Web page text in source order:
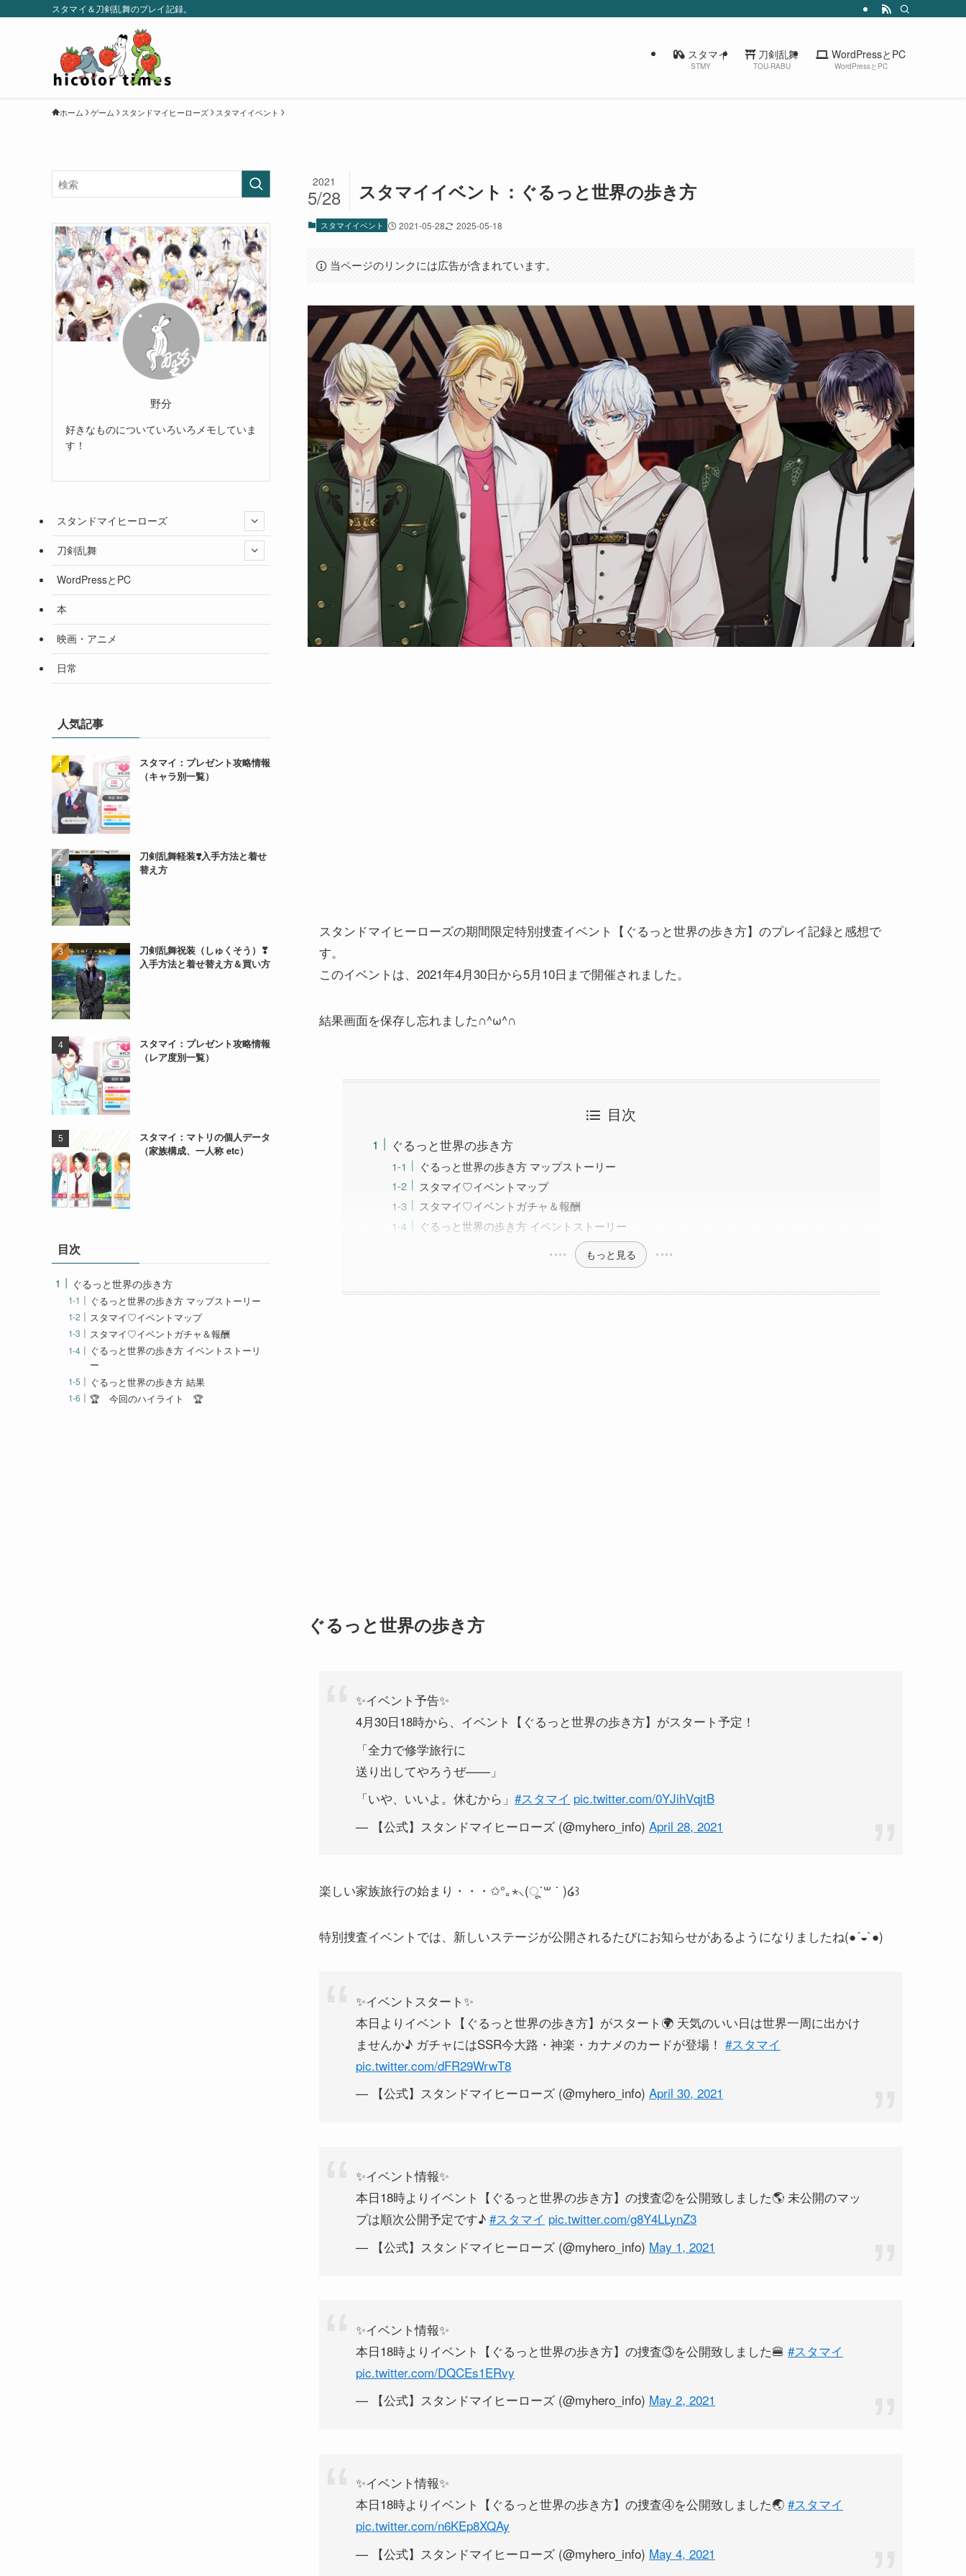
スタマイ＆刀剣乱舞のプレイ記録。
スタマイ
STMY
刀剣乱舞
TOU-RABU
WordPressとPC
WordPressとPC
ホーム ゲーム スタンドマイヒーローズ スタマイイベント
スタマイイベント：ぐるっと世界の歩き方
2021
5/28
スタマイイベント 2021-05-28 2025-05-18
当ページのリンクには広告が含まれています。
スタンドマイヒーローズの期間限定特別捜査イベント【ぐるっと世界の歩き方】のプレイ記録と感想で
す。
このイベントは、2021年4月30日から5月10日まで開催されました。
結果画面を保存し忘れました∩^ω^∩
目次
ぐるっと世界の歩き方
ぐるっと世界の歩き方 マップストーリー
スタマイ♡イベントマップ
スタマイ♡イベントガチャ＆報酬
ぐるっと世界の歩き方 イベントストーリー
もっと見る
ぐるっと世界の歩き方
✨イベント予告✨
4月30日18時から、イベント【ぐるっと世界の歩き方】がスタート予定！
「全力で修学旅行に
送り出してやろうぜ——」
「いや、いいよ。休むから」 #スタマイ pic.twitter.com/0YJihVqjtB
— 【公式】スタンドマイヒーローズ (@myhero_info) April 28, 2021
楽しい家族旅行の始まり・・・✩°｡⋆⸜(ू˙꒳ ˙ )໒꒱
特別捜査イベントでは、新しいステージが公開されるたびにお知らせがあるようになりましたね(●´◒`●)
✨イベントスタート✨
本日よりイベント【ぐるっと世界の歩き方】がスタート🌍 天気のいい日は世界一周に出かけ
ませんか♪ ガチャにはSSR今大路・神楽・カナメのカードが登場！ #スタマイ
pic.twitter.com/dFR29WrwT8
— 【公式】スタンドマイヒーローズ (@myhero_info) April 30, 2021
✨イベント情報✨
本日18時よりイベント【ぐるっと世界の歩き方】の捜査②を公開致しました🌎 未公開のマッ
プは順次公開予定です♪ #スタマイ pic.twitter.com/g8Y4LLynZ3
— 【公式】スタンドマイヒーローズ (@myhero_info) May 1, 2021
✨イベント情報✨
本日18時よりイベント【ぐるっと世界の歩き方】の捜査③を公開致しました🍔 #スタマイ
pic.twitter.com/DQCEs1ERvy
— 【公式】スタンドマイヒーローズ (@myhero_info) May 2, 2021
✨イベント情報✨
本日18時よりイベント【ぐるっと世界の歩き方】の捜査④を公開致しました🌏 #スタマイ
pic.twitter.com/n6KEp8XQAy
— 【公式】スタンドマイヒーローズ (@myhero_info) May 4, 2021
野分
好きなものについていろいろメモしていま
す！
スタンドマイヒーローズ
刀剣乱舞
WordPressとPC
本
映画・アニメ
日常
人気記事
スタマイ：プレゼント攻略情報
（キャラ別一覧）
刀剣乱舞軽装❣️入手方法と着せ
替え方
刀剣乱舞祝装（しゅくそう）❣
入手方法と着せ替え方＆買い方
スタマイ：プレゼント攻略情報
（レア度別一覧）
スタマイ：マトリの個人データ
（家族構成、一人称 etc）
目次
ぐるっと世界の歩き方
ぐるっと世界の歩き方 マップストーリー
スタマイ♡イベントマップ
スタマイ♡イベントガチャ＆報酬
ぐるっと世界の歩き方 イベントストーリ
ー
ぐるっと世界の歩き方 結果
🏆 今回のハイライト 🏆